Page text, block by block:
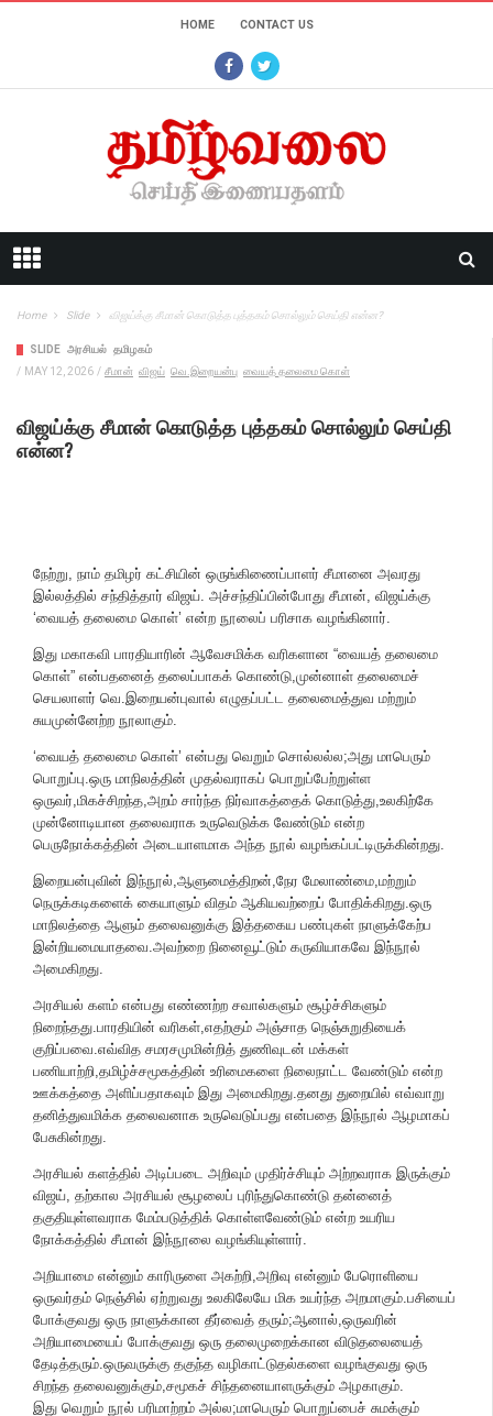
HOME CONTACT US
Home Slide விஜய்க்கு சீமான் கொடுத்த புத்தகம் சொல்லும் செய்தி என்ன?
SLIDE அரசியல் தமிழகம்
/ MAY 12, 2026 / சீமான் விஜய் வெ.இறையன்பு வையத் தலைமை கொள்
விஜய்க்கு சீமான் கொடுத்த புத்தகம் சொல்லும் செய்தி
என்ன?
நேற்று, நாம் தமிழர் கட்சியின் ஒருங்கிணைப்பாளர் சீமானை அவரது
இல்லத்தில் சந்தித்தார் விஜய். அச்சந்திப்பின்போது சீமான், விஜய்க்கு
‘வையத் தலைமை கொள்’ என்ற நூலைப் பரிசாக வழங்கினார்.
இது மகாகவி பாரதியாரின் ஆவேசமிக்க வரிகளான “வையத் தலைமை
கொள்” என்பதனைத் தலைப்பாகக் கொண்டு,முன்னாள் தலைமைச்
செயலாளர் வெ.இறையன்புவால் எழுதப்பட்ட தலைமைத்துவ மற்றும்
சுயமுன்னேற்ற நூலாகும்.
‘வையத் தலைமை கொள்’ என்பது வெறும் சொல்லல்ல;அது மாபெரும்
பொறுப்பு.ஒரு மாநிலத்தின் முதல்வராகப் பொறுப்பேற்றுள்ள
ஒருவர்,மிகச்சிறந்த,அறம் சார்ந்த நிர்வாகத்தைக் கொடுத்து,உலகிற்கே
முன்னோடியான தலைவராக உருவெடுக்க வேண்டும் என்ற
பெருநோக்கத்தின் அடையாளமாக அந்த நூல் வழங்கப்பட்டிருக்கின்றது.
இறையன்புவின் இந்நூல்,ஆளுமைத்திறன்,நேர மேலாண்மை,மற்றும்
நெருக்கடிகளைக் கையாளும் விதம் ஆகியவற்றைப் போதிக்கிறது.ஒரு
மாநிலத்தை ஆளும் தலைவனுக்கு இத்தகைய பண்புகள் நாளுக்கேற்ப
இன்றியமையாதவை.அவற்றை நினைவூட்டும் கருவியாகவே இந்நூல்
அமைகிறது.
அரசியல் களம் என்பது எண்ணற்ற சவால்களும் சூழ்ச்சிகளும்
நிறைந்தது.பாரதியின் வரிகள்,எதற்கும் அஞ்சாத நெஞ்சுறுதியைக்
குறிப்பவை.எவ்வித சமரசமுமின்றித் துணிவுடன் மக்கள்
பணியாற்றி,தமிழ்ச்சமூகத்தின் உரிமைகளை நிலைநாட்ட வேண்டும் என்ற
ஊக்கத்தை அளிப்பதாகவும் இது அமைகிறது.தனது துறையில் எவ்வாறு
தனித்துவமிக்க தலைவனாக உருவெடுப்பது என்பதை இந்நூல் ஆழமாகப்
பேசுகின்றது.
அரசியல் களத்தில் அடிப்படை அறிவும் முதிர்ச்சியும் அற்றவராக இருக்கும்
விஜய், தற்கால அரசியல் சூழலைப் புரிந்துகொண்டு தன்னைத்
தகுதியுள்ளவராக மேம்படுத்திக் கொள்ளவேண்டும் என்ற உயரிய
நோக்கத்தில் சீமான் இந்நூலை வழங்கியுள்ளார்.
அறியாமை என்னும் காரிருளை அகற்றி,அறிவு என்னும் பேரொளியை
ஒருவர்தம் நெஞ்சில் ஏற்றுவது உலகிலேயே மிக உயர்ந்த அறமாகும்.பசியைப்
போக்குவது ஒரு நாளுக்கான தீர்வைத் தரும்;ஆனால்,ஒருவரின்
அறியாமையைப் போக்குவது ஒரு தலைமுறைக்கான விடுதலையைத்
தேடித்தரும்.ஒருவருக்கு தகுந்த வழிகாட்டுதல்களை வழங்குவது ஒரு
சிறந்த தலைவனுக்கும்,சமூகச் சிந்தனையாளருக்கும் அழகாகும்.
இது வெறும் நூல் பரிமாற்றம் அல்ல;மாபெரும் பொறுப்பைச் சுமக்கும்